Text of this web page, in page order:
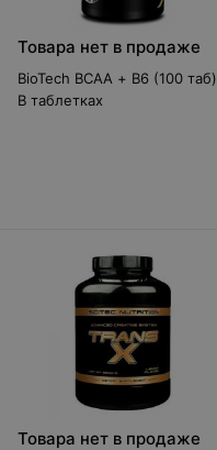
Товара нет в продаже
BioTech BCAA + B6 (100 таб)
В таблетках
Товара нет в продаже